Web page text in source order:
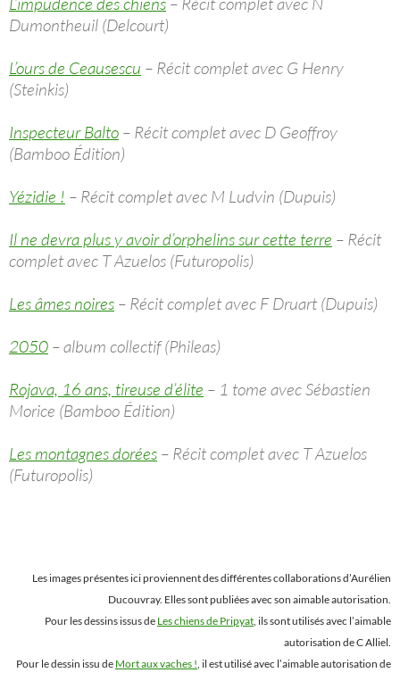
Dumontheuil (Delcourt)
L’ours de Ceausescu – Récit complet avec G Henry
(Steinkis)
Inspecteur Balto – Récit complet avec D Geoffroy
(Bamboo Édition)
Yézidie ! – Récit complet avec M Ludvin (Dupuis)
Il ne devra plus y avoir d’orphelins sur cette terre – Récit
complet avec T Azuelos (Futuropolis)
Les âmes noires – Récit complet avec F Druart (Dupuis)
2050 – album collectif (Phileas)
Rojava, 16 ans, tireuse d’élite – 1 tome avec Sébastien
Morice (Bamboo Édition)
Les montagnes dorées – Récit complet avec T Azuelos
(Futuropolis)
Les images présentes ici proviennent des différentes collaborations d’Aurélien
Ducouvray. Elles sont publiées avec son aimable autorisation.
Pour les dessins issus de Les chiens de Pripyat , ils sont utilisés avec l’aimable
autorisation de C Alliel.
Pour le dessin issu de Mort aux vaches ! , il est utilisé avec l’aimable autorisation de